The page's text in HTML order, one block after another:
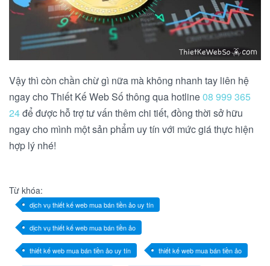
Vậy thì còn chần chừ gì nữa mà không nhanh tay liên hệ
ngay cho Thiết Kế Web Số thông qua hotline08 999 365
24để được hỗ trợ tư vấn thêm chi tiết, đồng thời sở hữu
ngay cho mình một sản phẩm uy tín với mức giá thực hiện
hợp lý nhé!
Từ khóa:
dịch vụ thiết kế web mua bán tiền ảo uy tín
dịch vụ thiết kế web mua bán tiền ảo
thiết kế web mua bán tiền ảo uy tín thiết kế web mua bán tiền ảo